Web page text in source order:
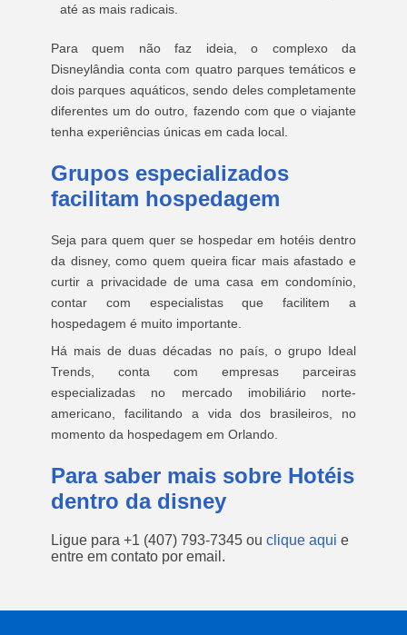
até as mais radicais.
Para quem não faz ideia, o complexo da
Disneylândia conta com quatro parques temáticos e
dois parques aquáticos, sendo deles completamente
diferentes um do outro, fazendo com que o viajante
tenha experiências únicas em cada local.
Grupos especializados
facilitam hospedagem
Seja para quem quer se hospedar em hotéis dentro
da disney, como quem queira ficar mais afastado e
curtir a privacidade de uma casa em condomínio,
contar com especialistas que facilitem a
hospedagem é muito importante.
Há mais de duas décadas no país, o grupo Ideal
Trends, conta com empresas parceiras
especializadas no mercado imobiliário norte-
americano, facilitando a vida dos brasileiros, no
momento da hospedagem em Orlando.
Para saber mais sobre Hotéis
dentro da disney
Ligue para +1 (407) 793-7345 ou clique aqui e
entre em contato por email.